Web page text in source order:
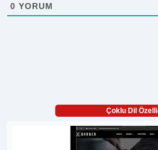
0 YORUM
Çoklu Dil